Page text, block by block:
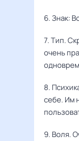
6. Знак:
7. Тип.
очень
8.
себе. Им
9. Воля.